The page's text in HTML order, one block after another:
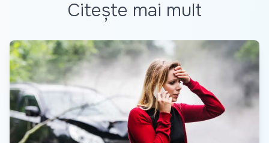
Citește mai mult